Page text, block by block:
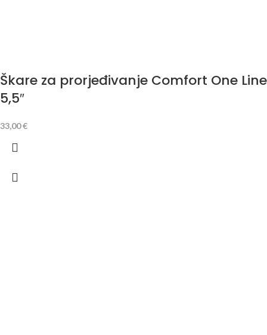
Škare za prorjeđivanje Comfort One Line
5,5″
33,00€